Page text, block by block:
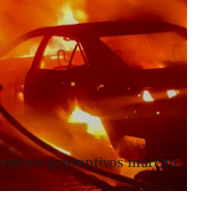
preventivos marcan